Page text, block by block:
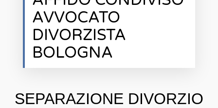
AVVOCATO
DIVORZISTA
BOLOGNA
SEPARAZIONE DIVORZIO